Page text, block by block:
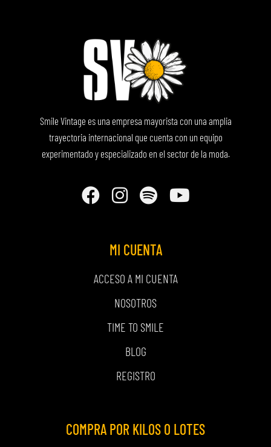
Smile Vintage es una empresa mayorista con una amplia
trayectoria internacional que cuenta con un equipo
experimentado y especializado en el sector de la moda.
MI CUENTA
ACCESO A MI CUENTA
NOSOTROS
TIME TO SMILE
BLOG
REGISTRO
COMPRA POR KILOS O LOTES